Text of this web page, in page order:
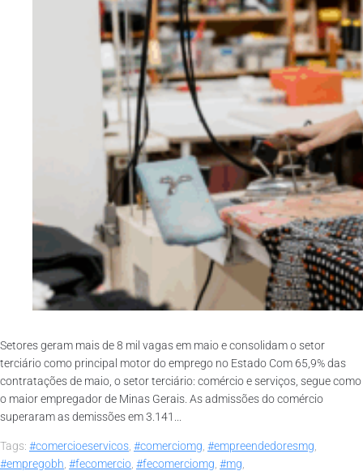
Setores geram mais de 8 mil vagas em maio e consolidam o setor
terciário como principal motor do emprego no Estado Com 65,9% das
contratações de maio, o setor terciário: comércio e serviços, segue como
o maior empregador de Minas Gerais. As admissões do comércio
superaram as demissões em 3.141...
Tags: #comercioeservicos, #comerciomg, #empreendedoresmg,
#empregobh, #fecomercio, #fecomerciomg, #mg,